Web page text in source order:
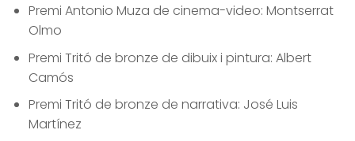
Premi Antonio Muza de cinema-video: Montserrat
Olmo
Premi Tritó de bronze de dibuix i pintura: Albert
Camós
Premi Tritó de bronze de narrativa: José Luis
Martínez